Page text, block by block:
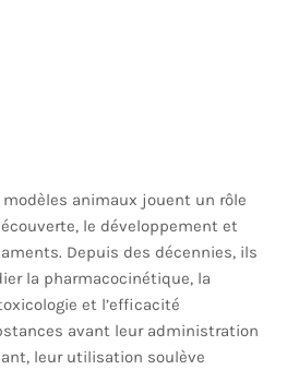
modèles animaux jouent un rôle
le développement et
Depuis des décennies, ils
la pharmacocinétique, la
et l’efficacité
avant leur administration
leur utilisation soulève